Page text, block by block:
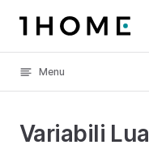
Skip to content
Menu
Variabili Lua